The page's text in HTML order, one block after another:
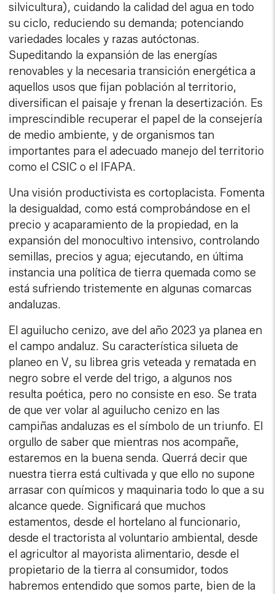
silvicultura), cuidando la calidad del agua en todo
su ciclo, reduciendo su demanda; potenciando
variedades locales y razas autóctonas.
Supeditando la expansión de las energías
renovables y la necesaria transición energética a
aquellos usos que fijan población al territorio,
diversifican el paisaje y frenan la desertización. Es
imprescindible recuperar el papel de la consejería
de medio ambiente, y de organismos tan
importantes para el adecuado manejo del territorio
como el CSIC o el IFAPA.
Una visión productivista es cortoplacista. Fomenta
la desigualdad, como está comprobándose en el
precio y acaparamiento de la propiedad, en la
expansión del monocultivo intensivo, controlando
semillas, precios y agua; ejecutando, en última
instancia una política de tierra quemada como se
está sufriendo tristemente en algunas comarcas
andaluzas.
El aguilucho cenizo, ave del año 2023 ya planea en
el campo andaluz. Su característica silueta de
planeo en V, su librea gris veteada y rematada en
negro sobre el verde del trigo, a algunos nos
resulta poética, pero no consiste en eso. Se trata
de que ver volar al aguilucho cenizo en las
campiñas andaluzas es el símbolo de un triunfo. El
orgullo de saber que mientras nos acompañe,
estaremos en la buena senda. Querrá decir que
nuestra tierra está cultivada y que ello no supone
arrasar con químicos y maquinaria todo lo que a su
alcance quede. Significará que muchos
estamentos, desde el hortelano al funcionario,
desde el tractorista al voluntario ambiental, desde
el agricultor al mayorista alimentario, desde el
propietario de la tierra al consumidor, todos
habremos entendido que somos parte, bien de la